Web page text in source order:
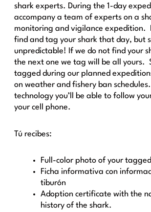
shark experts. During the 1-day
accompany a team of experts on a
monitoring and vigilance expedition.
find and tag your shark that day, but
unpredictable! If we do not find your
the next one we tag will be all yours.
tagged during our planned
on weather and fishery ban
technology you’ll be able to follow
your cell phone.
Tú recibes:
Full-color photo of your
Ficha informativa con
tiburón
Adoption certificate with the
history of the shark.